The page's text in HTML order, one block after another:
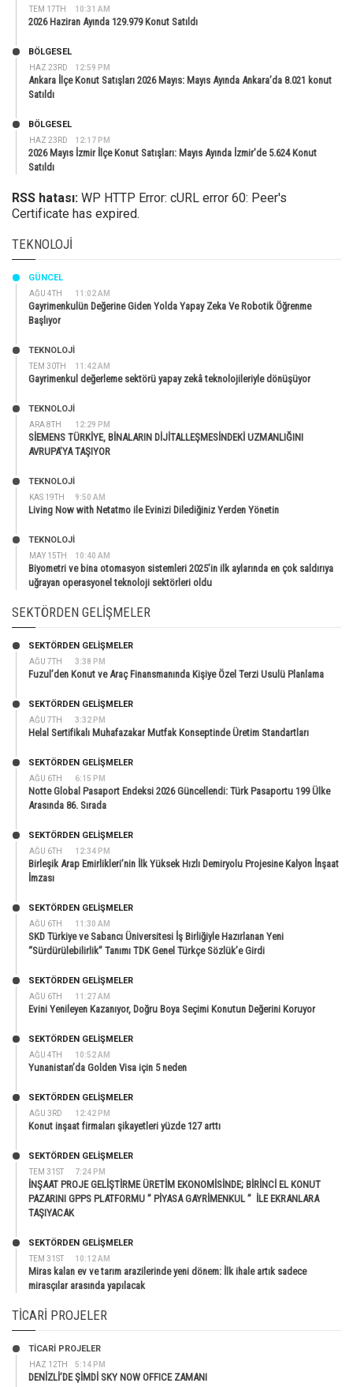
TEM 17TH 10:31 AM
2026 Haziran Ayında 129.979 Konut Satıldı
HAZ 23RD 12:59 PM
BÖLGESEL
Ankara İlçe Konut Satışları 2026 Mayıs: Mayıs Ayında Ankara’da 8.021 konut
Satıldı
HAZ 23RD 12:17 PM
BÖLGESEL
2026 Mayıs İzmir İlçe Konut Satışları: Mayıs Ayında İzmir’de 5.624 Konut
Satıldı
RSS hatası: WP HTTP Error: cURL error 60: Peer's
Certificate has expired.
TEKNOLOJI
AĞU 4TH 11:02 AM
GÜNCEL
Gayrimenkulün Değerine Giden Yolda Yapay Zeka Ve Robotik Öğrenme
Başlıyor
TEM 30TH 11:42 AM
TEKNOLOJİ
Gayrimenkul değerleme sektörü yapay zekâ teknolojileriyle dönüşüyor
ARA 8TH 12:29 PM
TEKNOLOJİ
SİEMENS TÜRKİYE, BİNALARIN DİJİTALLEŞMESİNDEKİ UZMANLIĞINI
AVRUPA’YA TAŞIYOR
KAS 19TH 9:50 AM
TEKNOLOJİ
Living Now with Netatmo ile Evinizi Dilediğiniz Yerden Yönetin
MAY 15TH 10:40 AM
TEKNOLOJİ
Biyometri ve bina otomasyon sistemleri 2025’in ilk aylarında en çok saldırıya
uğrayan operasyonel teknoloji sektörleri oldu
SEKTÖRDEN GELIŞMELER
AĞU 7TH 3:38 PM
SEKTÖRDEN GELIŞMELER
Fuzul’den Konut ve Araç Finansmanında Kişiye Özel Terzi Usulü Planlama
AĞU 7TH 3:32 PM
SEKTÖRDEN GELIŞMELER
Helal Sertifikalı Muhafazakar Mutfak Konseptinde Üretim Standartları
AĞU 6TH 6:15 PM
SEKTÖRDEN GELIŞMELER
Notte Global Pasaport Endeksi 2026 Güncellendi: Türk Pasaportu 199 Ülke
Arasında 86. Sırada
AĞU 6TH 12:34 PM
SEKTÖRDEN GELIŞMELER
Birleşik Arap Emirlikleri’nin İlk Yüksek Hızlı Demiryolu Projesine Kalyon İnşaat
İmzası
AĞU 6TH 11:30 AM
SEKTÖRDEN GELIŞMELER
SKD Türkiye ve Sabancı Üniversitesi İş Birliğiyle Hazırlanan Yeni
“Sürdürülebilirlik” Tanımı TDK Genel Türkçe Sözlük’e Girdi
AĞU 6TH 11:27 AM
SEKTÖRDEN GELIŞMELER
Evini Yenileyen Kazanıyor, Doğru Boya Seçimi Konutun Değerini Koruyor
AĞU 4TH 10:52 AM
SEKTÖRDEN GELIŞMELER
Yunanistan’da Golden Visa için 5 neden
AĞU 3RD 12:42 PM
SEKTÖRDEN GELIŞMELER
Konut inşaat firmaları şikayetleri yüzde 127 arttı
TEM 31ST 7:24 PM
SEKTÖRDEN GELIŞMELER
İNŞAAT PROJE GELİŞTİRME ÜRETİM EKONOMİSİNDE; BİRİNCİ EL KONUT
PAZARINI GPPS PLATFORMU ” PİYASA GAYRİMENKUL ” İLE EKRANLARA
TAŞIYACAK
TEM 31ST 10:12 AM
SEKTÖRDEN GELIŞMELER
Miras kalan ev ve tarım arazilerinde yeni dönem: İlk ihale artık sadece
mirasçılar arasında yapılacak
TICARI PROJELER
HAZ 12TH 5:14 PM
TİCARİ PROJELER
DENİZLİ’DE ŞİMDİ SKY NOW OFFICE ZAMANI